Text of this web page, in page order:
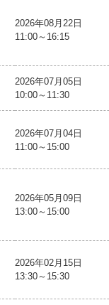
2026年08月22日
11:00～16:15
2026年07月05日
10:00～11:30
2026年07月04日
11:00～15:00
2026年05月09日
13:00～15:00
2026年02月15日
13:30～15:30